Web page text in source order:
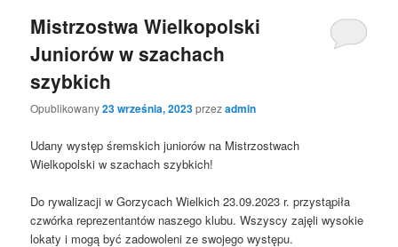
Mistrzostwa Wielkopolski
Juniorów w szachach
szybkich
Opublikowany23 września, 2023przezadmin
Udany występ śremskich juniorów na Mistrzostwach
Wielkopolski w szachach szybkich!
Do rywalizacji w Gorzycach Wielkich 23.09.2023 r. przystąpiła
czwórka reprezentantów naszego klubu. Wszyscy zajęli wysokie
lokaty i mogą być zadowoleni ze swojego występu.